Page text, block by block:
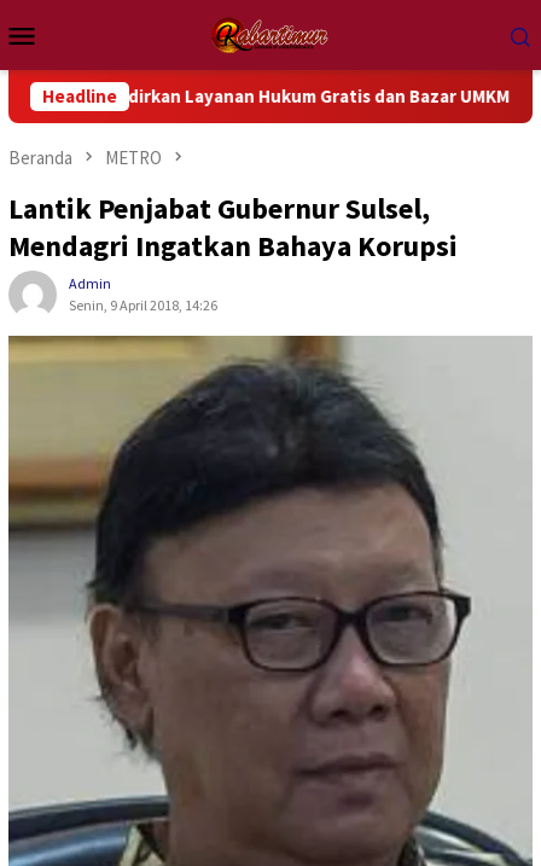
ke
kontenMobile
Headline
Layanan Hukum Gratis dan Bazar UMKM di MCM
Beranda METRO
Lantik Penjabat Gubernur Sulsel,
Mendagri Ingatkan Bahaya Korupsi
Admin
Senin, 9 April 2018, 14:26